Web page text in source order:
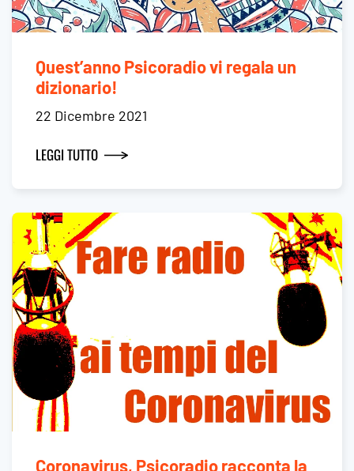
Quest’anno Psicoradio vi regala un
dizionario!
22 Dicembre 2021
LEGGI TUTTO
Coronavirus, Psicoradio racconta la